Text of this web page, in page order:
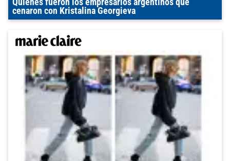
Quiénes fueron los empresarios argentinos que
cenaron con Kristalina Georgieva